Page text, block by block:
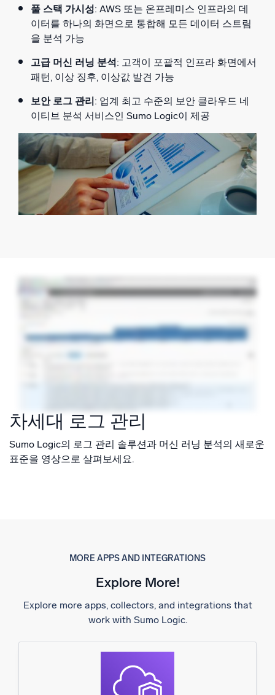
풀 스택 가시성: AWS 또는 온프레미스 인프라의 데
이터를 하나의 화면으로 통합해 모든 데이터 스트림
을 분석 가능
고급 머신 러닝 분석: 고객이 포괄적 인프라 화면에서
패턴, 이상 징후, 이상값 발견 가능
보안 로그 관리: 업계 최고 수준의 보안 클라우드 네
이티브 분석 서비스인 Sumo Logic이 제공
차세대 로그 관리
Sumo Logic의 로그 관리 솔루션과 머신 러닝 분석의 새로운
표준을 영상으로 살펴보세요.
MORE APPS AND INTEGRATIONS
Explore More!
Explore more apps, collectors, and integrations that
work with Sumo Logic.